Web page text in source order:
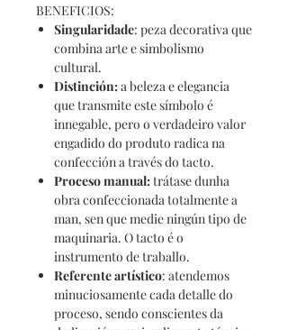
BENEFICIOS:
Singularidade: peza decorativa que
combina arte e simbolismo
cultural.
Distinción:a beleza e elegancia
que transmite este símbolo é
innegable, pero o verdadeiro valor
engadido do produto radica na
confección a través do tacto.
Procesomanual:trátase dunha
obra confeccionada totalmente a
man, sen que medie ningún tipo de
maquinaria. O tacto é o
instrumento de traballo.
Referenteartístico: atendemos
minuciosamente cada detalle do
proceso, sendo conscientes da